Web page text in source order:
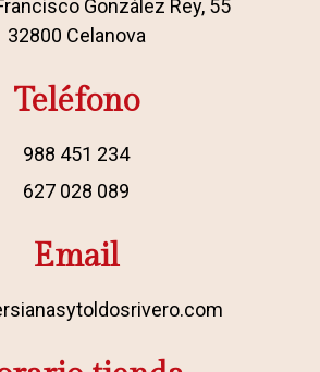
González Rey, 55
32800 Celanova
Teléfono
988 451 234
627 028 089
Email